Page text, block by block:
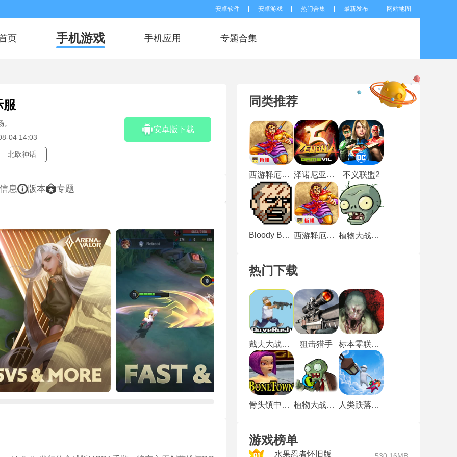
安卓软件 安卓游戏 热门合集 最新发布 网站地图
页 手机游戏 手机应用 专题合集
04 14:03
北欧神话
安卓版下载
息 版本 专题
同类推荐
西游释厄传群魔乱舞 泽诺尼亚5中文版 不义联盟2
Bloody Bastards 西游释厄传手机版 植物大战僵尸戴夫有枪
热门下载
戴夫大战僵尸m木糖m 狙击猎手 标本零联机版
骨头镇中文版 植物大战僵尸玩梗版 人类跌落梦境
游戏榜单
水果忍者怀旧版